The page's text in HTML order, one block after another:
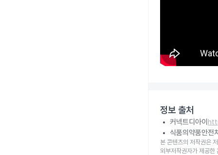
정보 출처
커넥트디아이
식품의약품안전
본 콘텐츠의 저작권은
외부저작권자가 제공한